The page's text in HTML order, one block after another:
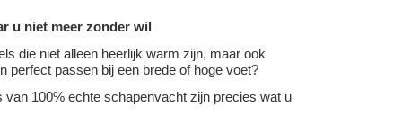
u niet meer zonder wil
die niet alleen heerlijk warm zijn, maar ook
perfect passen bij een brede of hoge voet?
van 100% echte schapenvacht zijn precies wat u